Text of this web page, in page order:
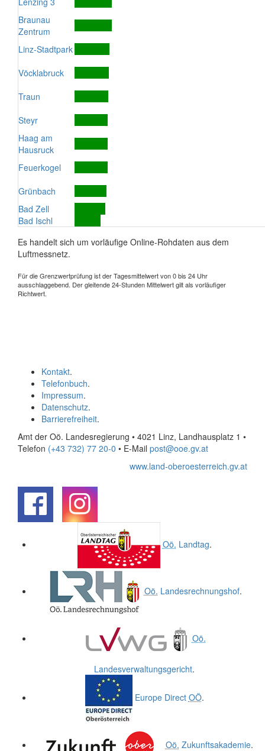
Braunau
Zentrum
Linz-Stadtpark
Vöcklabruck
Traun
Steyr
Haag am
Hausruck
Feuerkogel
Grünbach
Bad Zell
Bad Ischl
Es handelt sich um vorläufige Online-Rohdaten aus dem
Luftmessnetz.
Für die Grenzwertprüfung ist der Tagesmittelwert von 0 bis 24 Uhr
ausschlaggebend. Der gleitende 24-Stunden Mittelwert gilt als vorläufiger
Richtwert.
Kontakt.
Telefonbuch.
Impressum.
Datenschutz.
Barrierefreiheit.
Amt der Oö. Landesregierung • 4021 Linz, Landhausplatz 1 •
Telefon (+43 732) 77 20-0 • E-Mail post@ooe.gv.at
www.land-oberoesterreich.gv.at
Oö. Landtag.
Oö. Landesrechnungshof.
Oö.
Landesverwaltungsgericht.
Europe Direct OÖ.
Oö. Zukunftsakademie.